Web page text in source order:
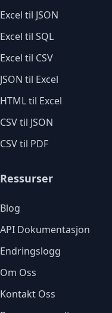
Excel til JSON
Excel til SQL
Excel til CSV
JSON til Excel
HTML til Excel
CSV til JSON
CSV til PDF
Ressurser
Blog
API Dokumentasjon
Endringslogg
Om Oss
Kontakt Oss